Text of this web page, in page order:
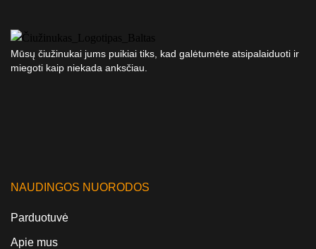
Mūsų čiužinukai jums puikiai tiks, kad galėtumėte atsipalaiduoti ir
miegoti kaip niekada anksčiau.
NAUDINGOS NUORODOS
Parduotuvė
Apie mus